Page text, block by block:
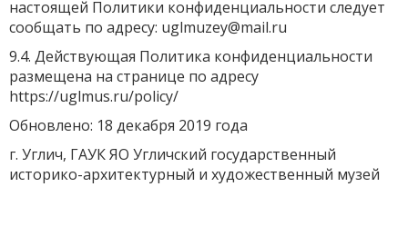
настоящей Политики конфиденциальности следует
сообщать по адресу: uglmuzey@mail.ru
9.4. Действующая Политика конфиденциальности
размещена на странице по адресу
https://uglmus.ru/policy/
Обновлено: 18 декабря 2019 года
г. Углич, ГАУК ЯО Угличский государственный
историко-архитектурный и художественный музей